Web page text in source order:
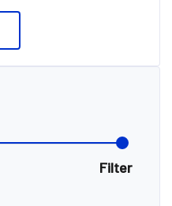
Min.
prijs
Max.
prijs
Filter